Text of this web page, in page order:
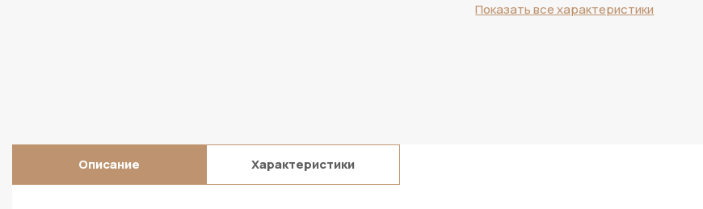
Показать все характеристики
Описание Характеристики